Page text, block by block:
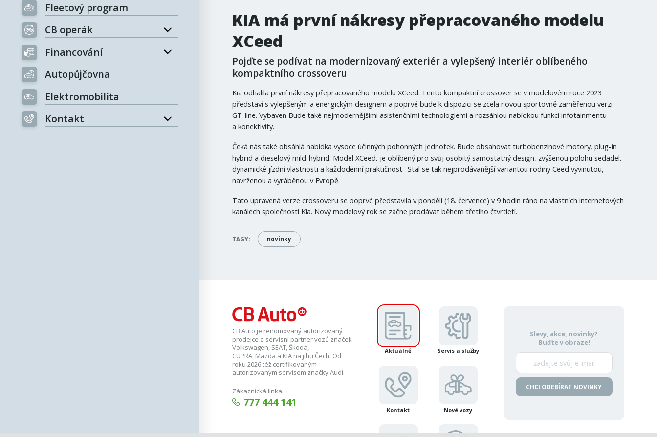
Fleetový program
CB operák
Financování
Autopůjčovna
Elektromobilita
Kontakt
KIA má první nákresy přepracovaného modelu
XCeed
Pojďte se podívat na modernizovaný exteriér a vylepšený interiér oblíbeného
kompaktního crossoveru
Kia odhalila první nákresy přepracovaného modelu XCeed. Tento kompaktní crossover se v modelovém roce 2023
představí s vylepšeným a energickým designem a poprvé bude k dispozici se zcela novou sportovně zaměřenou verzi
GT-line. Vybaven Bude také nejmodernějšími asistenčními technologiemi a rozsáhlou nabídkou funkcí infotainmentu
a konektivity.
Čeká nás také obsáhlá nabídka vysoce účinných pohonných jednotek. Bude obsahovat turbobenzínové motory, plug-in
hybrid a dieselový mild-hybrid. Model XCeed, je oblíbený pro svůj osobitý samostatný design, zvýšenou polohu sedadel,
dynamické jízdní vlastnosti a každodenní praktičnost. Stal se tak nejprodávanější variantou rodiny Ceed vyvinutou,
navrženou a vyráběnou v Evropě.
Tato upravená verze crossoveru se poprvé představila v pondělí (18. července) v 9 hodin ráno na vlastních internetových
kanálech společnosti Kia. Nový modelový rok se začne prodávat během třetího čtvrtletí.
TAGY: novinky
CB Auto je renomovaný autorizovaný
prodejce a servisní partner vozů značek
Volkswagen, SEAT, Škoda,
CUPRA, Mazda a KIA na jihu Čech. Od
roku 2026 též certifikovaným
autorizovaným servisem značky Audi.
Zákaznická linka:
777 444 141
Aktuálně Servis a služby
Kontakt Nové vozy
Slevy, akce, novinky?
Buďte v obraze!
CHCI ODEBÍRAT NOVINKY